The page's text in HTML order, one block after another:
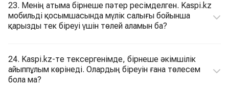
23. Менің атыма бірнеше пәтер ресімделген. Kaspi.kz
мобильді қосымшасында мүлік салығы бойынша
қарызды тек біреуі үшін төлей аламын ба?
24. Kaspi.kz-те тексергенімде, бірнеше әкімшілік
айыппұлым көрінеді. Олардың біреуін ғана төлесем
бола ма?